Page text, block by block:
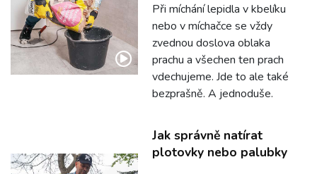
Při míchání lepidla v kbelíku
nebo v míchačce se vždy
zvednou doslova oblaka
prachu a všechen ten prach
vdechujeme. Jde to ale také
bezprašně. A jednoduše.
Jak správně natírat
plotovky nebo palubky